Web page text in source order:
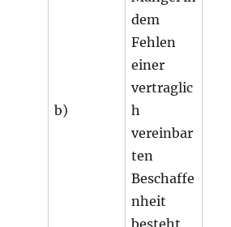
b)
dem
Fehlen
einer
vertraglic
h
vereinbar
ten
Beschaffe
nheit
besteht